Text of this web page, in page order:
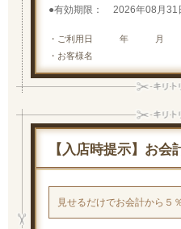
有効期限
2026年08月
・ご利用日 年 月
・お客様名
【入店時提示】お会
見せるだけでお会計から５